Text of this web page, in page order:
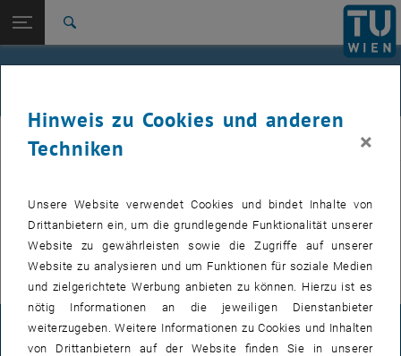
TU Login
Studium
International
Zur 1. Menü Ebene
E307-02-1-Forschungsgruppe Maschinenelemente und
Luftfahrtgetriebe
Zurück: Subseiten von E307-02-1-Forschungsgruppe
Maschinenelemente und
Luftfahrtgetriebe
Veranstaltungen
MEL
VERANSTALTUNGEN VOM 16. JULI 2026
Es gibt keine Veranstaltungen in der aktuellen Ansicht.
IMPRESSUM
Hinweis zu Cookies und anderen
Techniken
×
Unsere Website verwendet Cookies und bindet Inhalte von
Drittanbietern ein, um die grundlegende Funktionalität unserer
Website zu gewährleisten sowie die Zugriffe auf unserer
Website zu analysieren und um Funktionen für soziale Medien
und zielgerichtete Werbung anbieten zu können. Hierzu ist es
nötig Informationen an die jeweiligen Dienstanbieter
weiterzugeben. Weitere Informationen zu Cookies und Inhalten
von Drittanbietern auf der Website finden Sie in unserer